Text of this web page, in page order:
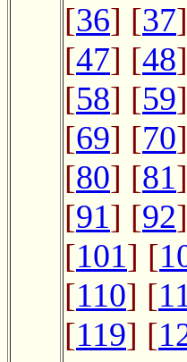
[36] [37
[47] [48
[58] [59
[69] [70
[80] [81
[91] [92
[101] [
[110] [
[119] [